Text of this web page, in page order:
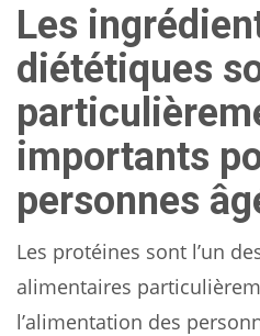
Les
diététiques
importants
personnes
Les protéines sont l’un
alimentaires
l’alimentation des